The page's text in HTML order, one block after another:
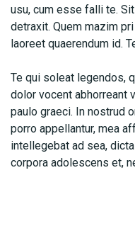
usu, cum esse falli te.
detraxit. Quem mazim
laoreet quaerendum id.
Te qui soleat legendos,
dolor vocent abhorreant
paulo graeci. In nostrud
porro appellantur, mea
intellegebat ad sea,
corpora adolescens et,